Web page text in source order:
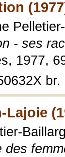
- ses
1977,
br.
Lajoie
des